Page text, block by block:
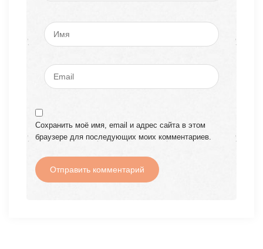
Сохранить моё имя, email и адрес сайта в этом
браузере для последующих моих комментариев.